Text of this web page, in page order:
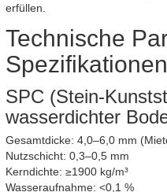
erfüllen.
Technische
Spezifikationen
SPC (Stein-
wasserdichter
Gesamtdicke: 4,0–6,0 mm
Nutzschicht: 0,3–0,5 mm
Kerndichte: ≥1900 kg/m³
Wasseraufnahme: <0,1 %